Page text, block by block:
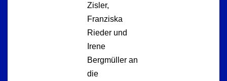
Zisler,
Franziska
Rieder und
Irene
Bergmüller an
die